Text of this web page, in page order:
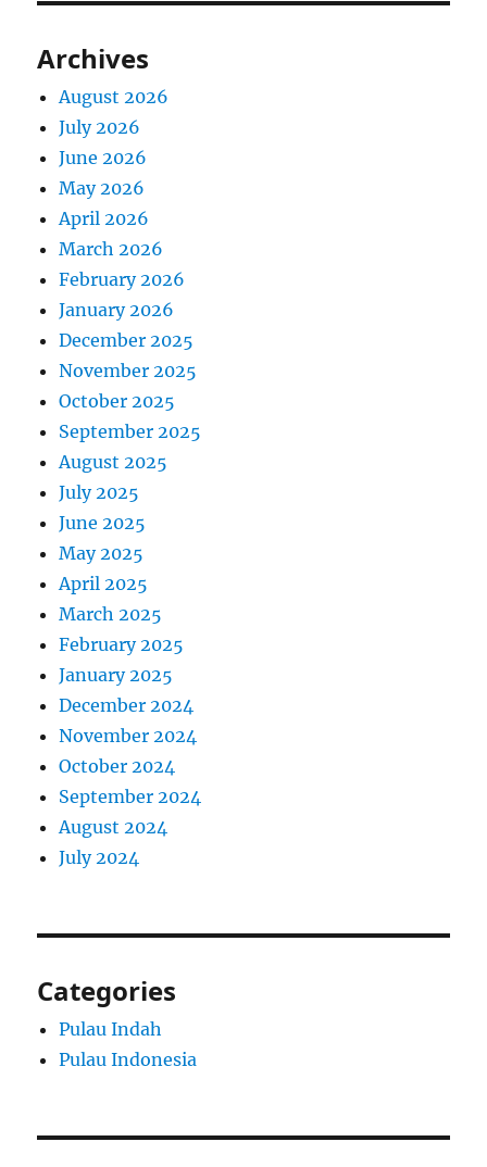
Archives
August 2026
July 2026
June 2026
May 2026
April 2026
March 2026
February 2026
January 2026
December 2025
November 2025
October 2025
September 2025
August 2025
July 2025
June 2025
May 2025
April 2025
March 2025
February 2025
January 2025
December 2024
November 2024
October 2024
September 2024
August 2024
July 2024
Categories
Pulau Indah
Pulau Indonesia